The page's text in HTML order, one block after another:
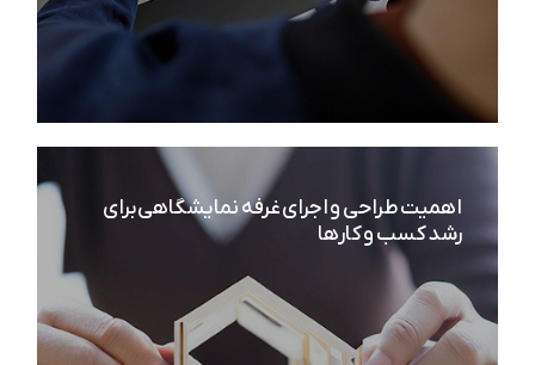
مراحل غرفه سازی در نمایشگاه
اهمیت طراحی و اجرای غرفه نمایشگاهی برای
رشد کسب و کارها